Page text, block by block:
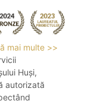
mai multe >>
Huși,
autorizată